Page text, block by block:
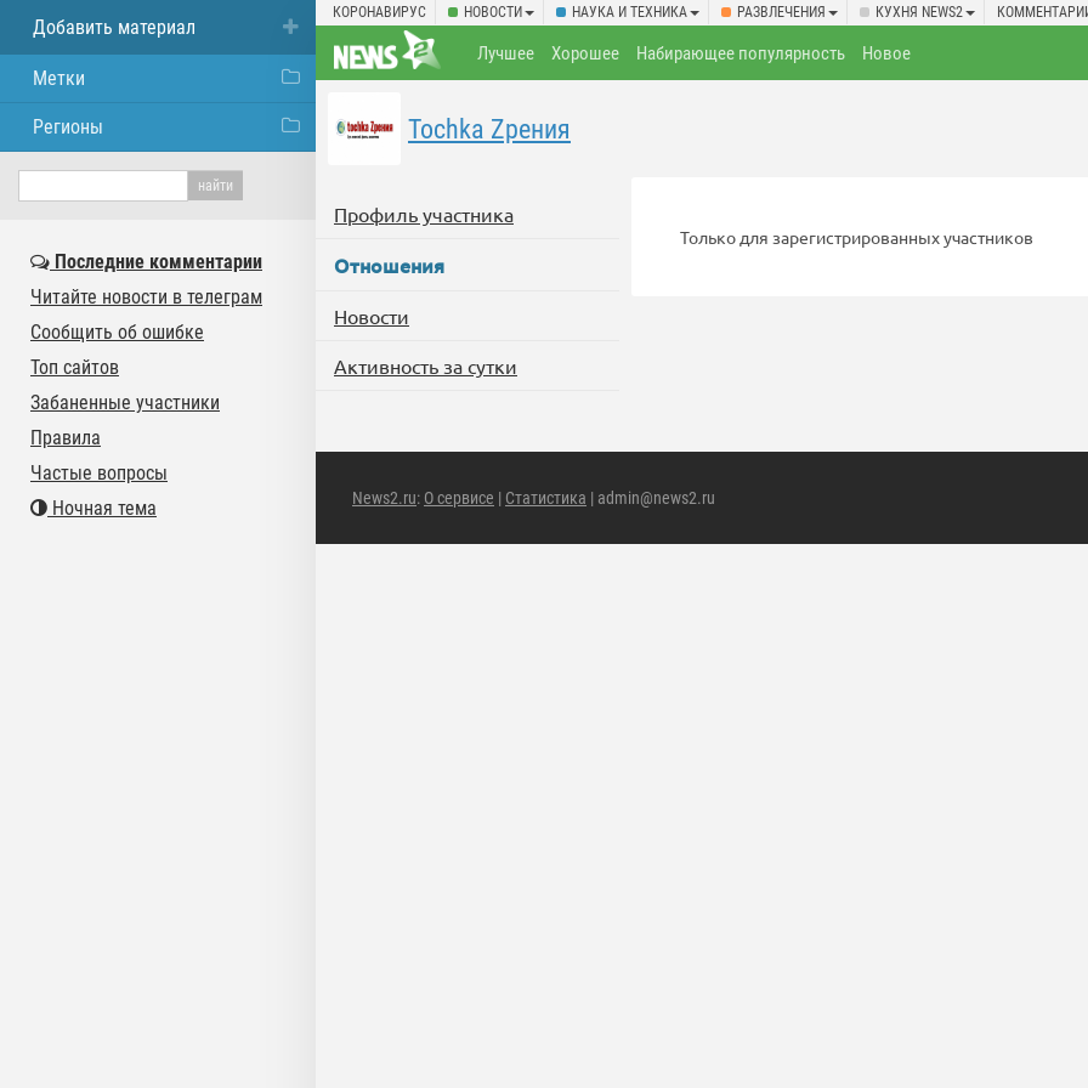
КОРОНАВИРУС НОВОСТИ НАУКА И ТЕХНИКА РАЗВЛЕЧЕНИЯ КУХНЯ NEWS2
Лучшее Хорошее Набирающее популярность Новое
Tochka Zрения
Профиль участника
Отношения
Новости
Активность за сутки
Только для зарегистрированных участников
News2.ru: О сервисе | Статистика | admin@news2.ru
Добавить материал
Метки
Регионы
Последние комментарии
Читайте новости в телеграм
Сообщить об ошибке
Топ сайтов
Забаненные участники
Правила
Частые вопросы
Ночная тема